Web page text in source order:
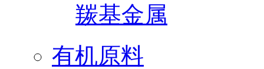
羰基金属
有机原料